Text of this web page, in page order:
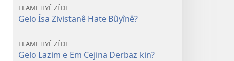
ELAMETIYÊ ZÊDE
Gelo Îsa Zivistanê Hate Bûyînê?
ELAMETIYÊ ZÊDE
Gelo Lazim e Em Cejina Derbaz kin?